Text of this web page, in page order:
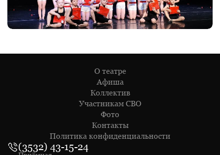
О театре
Афиша
Коллектив
Участникам СВО
Фото
Контакты
Политика конфиденциальности
(3532) 43-15-24